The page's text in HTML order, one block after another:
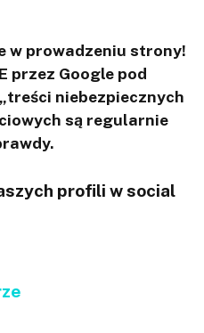
w prowadzeniu strony!
przez Google pod
niebezpiecznych
są regularnie
profili w social